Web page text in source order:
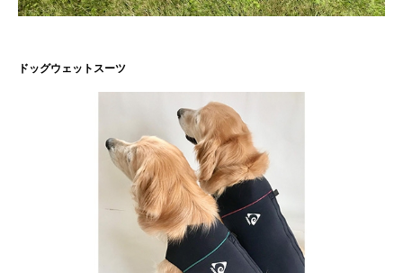
ドッグウェットスーツ